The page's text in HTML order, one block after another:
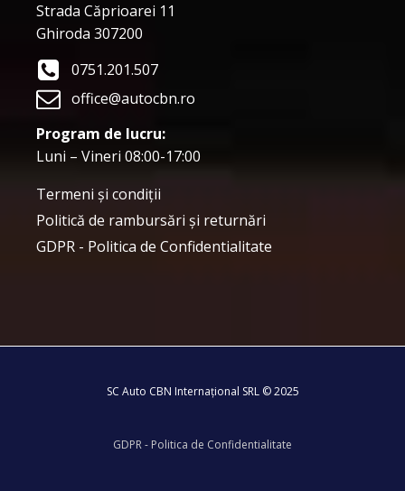
Strada Căprioarei 11
Ghiroda 307200
0751.201.507
office@autocbn.ro
Program de lucru:
Luni – Vineri 08:00-17:00
Termeni şi condiţii
Politică de rambursări și returnări
GDPR - Politica de Confidentialitate
SC Auto CBN Internațional SRL © 2025
GDPR - Politica de Confidentialitate